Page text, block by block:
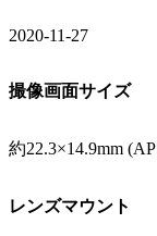
2020-11-27
撮像画面サイズ
約22.3×14.9mm
レンズマウント